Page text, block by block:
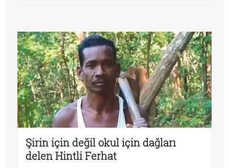
Şirin için değil okul için dağları
delen Hintli Ferhat